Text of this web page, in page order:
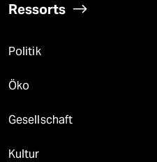
Ressorts
Politik
Öko
Gesellschaft
Kultur